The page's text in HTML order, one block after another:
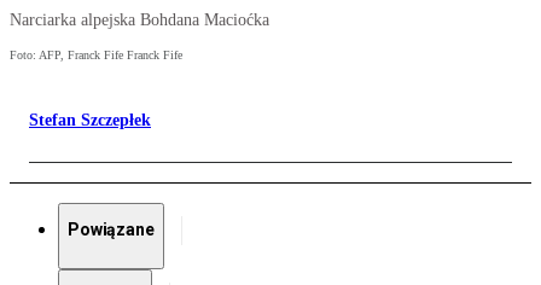
Narciarka alpejska Bohdana Macioćka
Foto: AFP, Franck Fife Franck Fife
Stefan Szczepłek
Powiązane